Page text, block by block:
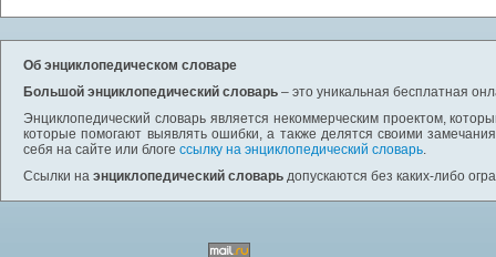
Об энциклопедическом словаре
Большой энциклопедический словарь – это уникальная бесплатная
Энциклопедический словарь является некоммерческим проектом,
которые помогают выявлять ошибки, а также делятся своими
себя на сайте или блоге ссылку на энциклопедический словарь.
Ссылки на энциклопедический словарь допускаются без каких-либо